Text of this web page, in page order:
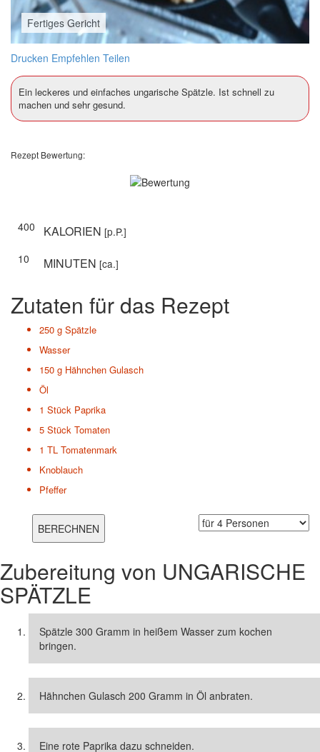
Fertiges Gericht
Drucken Empfehlen Teilen
Ein leckeres und einfaches ungarische Spätzle. Ist schnell zu
machen und sehr gesund.
Rezept Bewertung:
400 KALORIEN [p.P.]
10
MINUTEN [ca.]
Zutaten für das Rezept
250 g Spätzle
Wasser
150 g Hähnchen Gulasch
Öl
1 Stück Paprika
5 Stück Tomaten
1 TL Tomatenmark
Knoblauch
Pfeffer
Zubereitung von UNGARISCHE
SPÄTZLE
Spätzle 300 Gramm in heißem Wasser zum kochen
bringen.
Hähnchen Gulasch 200 Gramm in Öl anbraten.
Eine rote Paprika dazu schneiden.